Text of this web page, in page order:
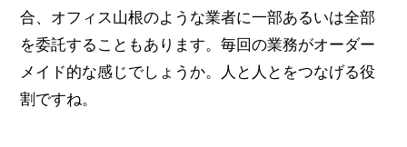
合、オフィス山根のような業者に一部あるいは全部
を委託することもあります。毎回の業務がオーダー
メイド的な感じでしょうか。人と人とをつなげる役
割ですね。